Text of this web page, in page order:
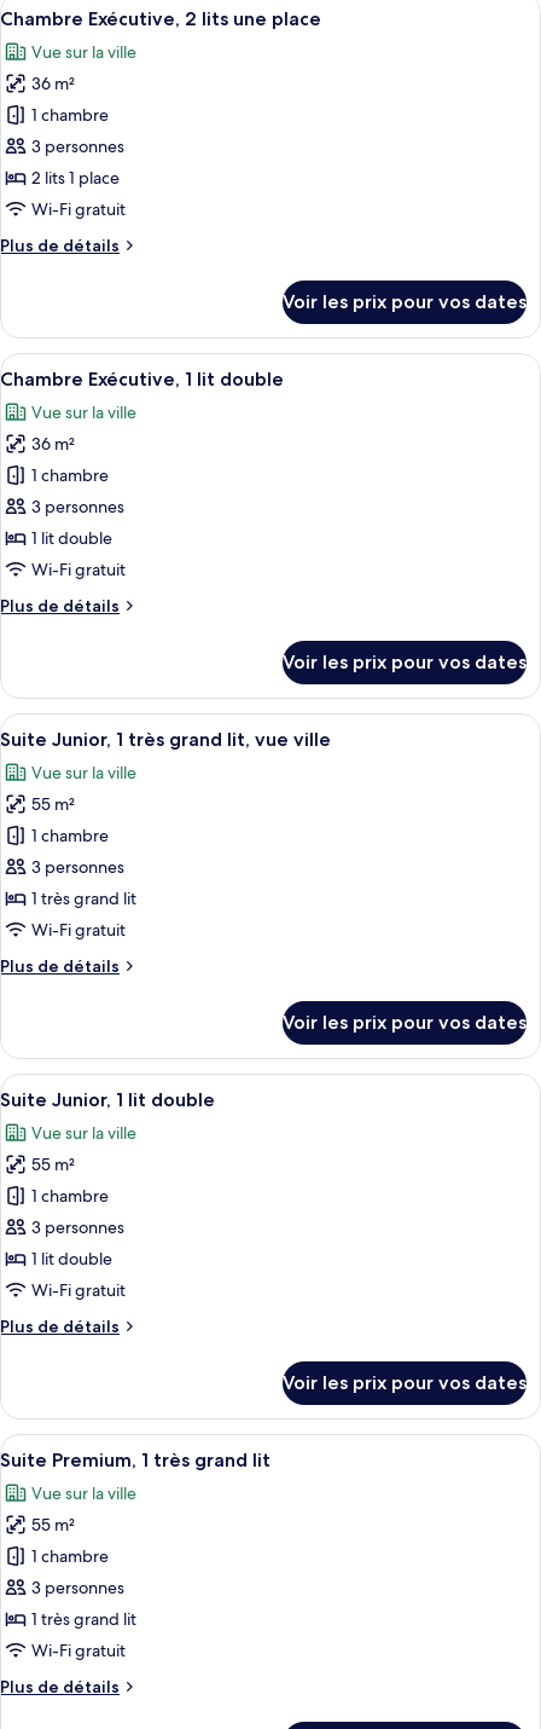
grand
lit
de
Chambre
Exécutive,
très
grand
lit
toutes
les
photos
pour
ce
type
de
chambre :
Chambre
lits
une
place
9
Chambre Exécutive, 2 lits une place
Vue sur la ville
36 m²
1 chambre
3 personnes
2 lits 1 place
Wi-Fi gratuit
Plus de détails
Plus
le
type
de
Chambre
Exécutive,
lits
une
place
Voir les prix pour vos dates
Afficher
toutes
les
photos
pour
ce
type
de
chambre :
Chambre
lit
double
Une chambre d’hôtel avec deux
10
Chambre Exécutive, 1 lit double
Vue sur la ville
36 m²
1 chambre
3 personnes
1 lit double
Wi-Fi gratuit
Plus de détails
Plus
le
type
de
Chambre
Exécutive,
lit
double
Voir les prix pour vos dates
Afficher
toutes
les
photos
pour
ce
type
de
chambre :
Suite
très
grand
lit,
vue
ville
Une chambre d’hôtel avec un grand
10
Suite Junior, 1 très grand lit, vue ville
Vue sur la ville
55 m²
1 chambre
3 personnes
1 très grand lit
Wi-Fi gratuit
Plus de détails
Plus
le
type
de
Suite
Junior,
très
grand
lit,
vue
ville
Voir les prix pour vos dates
Afficher
toutes
les
photos
pour
ce
type
de
chambre :
Suite
lit
double
Une chambre d’hôtel avec un
9
Suite Junior, 1 lit double
Vue sur la ville
55 m²
1 chambre
3 personnes
1 lit double
Wi-Fi gratuit
Plus de détails
Plus
le
type
de
Suite
Junior,
lit
double
Voir les prix pour vos dates
Afficher
toutes
les
photos
pour
ce
type
de
chambre :
Suite
Une chambre d’hôtel avec un
13
Suite Premium, 1 très grand lit
Vue sur la ville
55 m²
1 chambre
3 personnes
1 très grand lit
Wi-Fi gratuit
Plus de détails
Plus